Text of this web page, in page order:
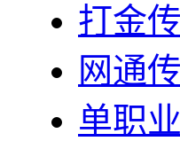
打金
网通
单职